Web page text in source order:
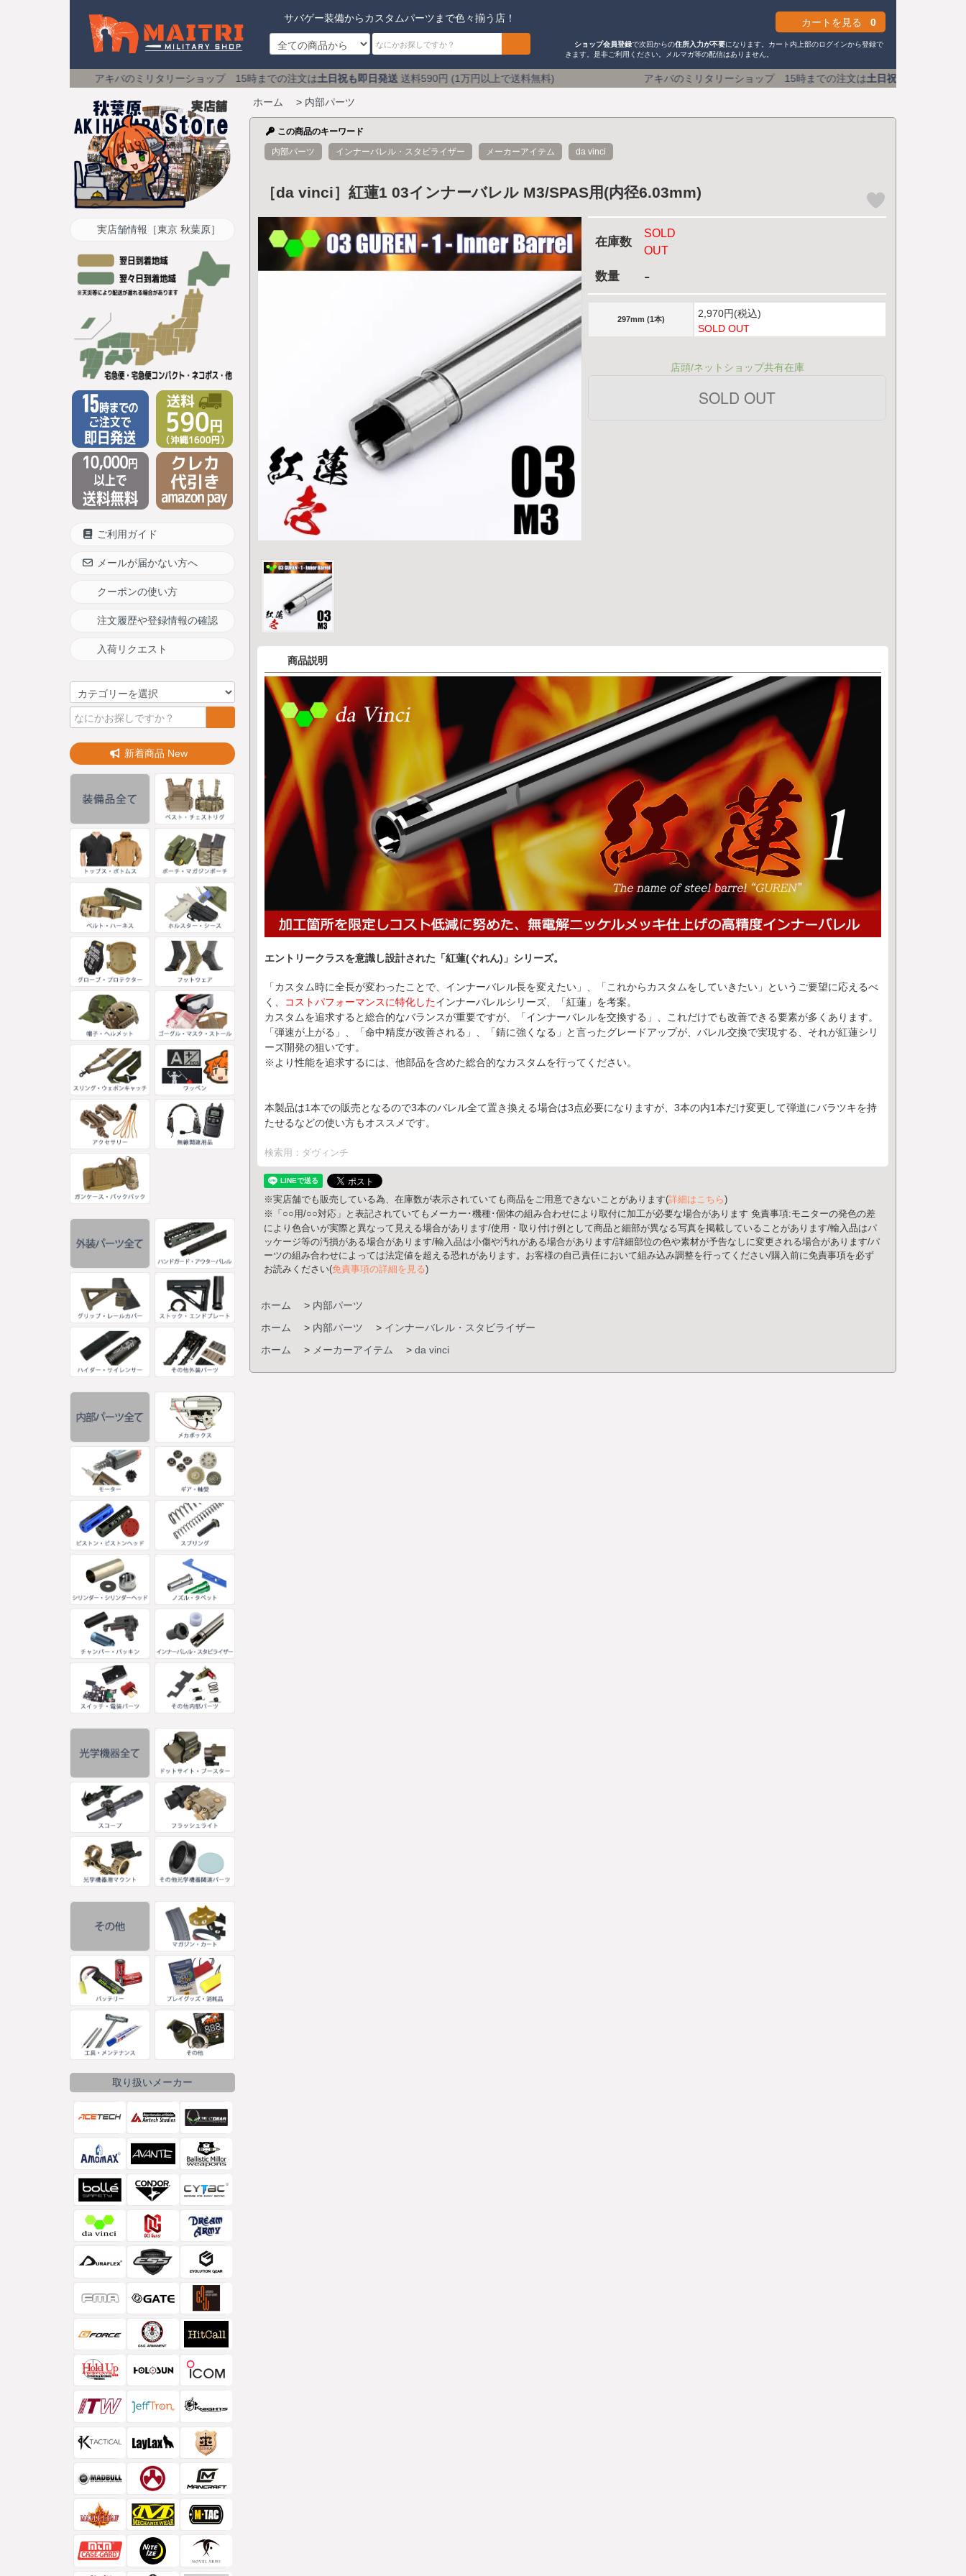
サバゲー装備からカスタムパーツまで色々揃う店！ カートを見る 0
ショップ会員登録で次回からの住所入力が不要になります。カート内上部のログインから登録で
きます。是非ご利用ください。メルマガ等の配信はありません。
アキバのミリタリーショップ 15時までの注文は土日祝も即日発送送料590円 (1万円以上で送料無料) アキバのミリタリーショップ 15時までの注文は土日祝も即日発送送料590円 (1万円
ホーム > 内部パーツ
この商品のキーワード
内部パーツ
インナーバレル・スタビライザー メーカーアイテム da vinci
［da vinci］紅蓮1 03インナーバレル M3/SPAS用(内径6.03mm)
在庫数
SOLD
OUT
数量 -
297mm (1本)
2,970円(税込)
SOLD OUT
店頭/ネットショップ共有在庫
商品説明
エントリークラスを意識し設計された「紅蓮(ぐれん)」シリーズ。
「カスタム時に全長が変わったことで、インナーバレル長を変えたい」、「これからカスタムをしていきたい」というご要望に応えるべ
く、
コストパフォーマンスに特化したインナーバレルシリーズ、「紅蓮」を考案。
カスタムを追求すると総合的なバランスが重要ですが、「インナーバレルを交換する」、これだけでも改善できる要素が多くあります。
「弾速が上がる」、「命中精度が改善される」、「錆に強くなる」と言ったグレードアップが、バレル交換で実現する、それが紅蓮シリ
ーズ開発の狙いです。
※より性能を追求するには、他部品を含めた総合的なカスタムを行ってください。
本製品は1本での販売となるので3本のバレル全て置き換える場合は3点必要になりますが、3本の内1本だけ変更して弾道にバラツキを持
たせるなどの使い方もオススメです。
検索用：ダヴィンチ
※実店舗でも販売している為、在庫数が表示されていても商品をご用意できないことがあります(詳細はこちら)
※「○○用/○○対応」と表記されていてもメーカー･機種･個体の組み合わせにより取付に加工が必要な場合があります 免責事項:モニターの発色の差
により色合いが実際と異なって見える場合があります/使用・取り付け例として商品と細部が異なる写真を掲載していることがあります/輸入品はパ
ッケージ等の汚損がある場合があります/輸入品は小傷や汚れがある場合があります/詳細部位の色や素材が予告なしに変更される場合があります/パ
ーツの組み合わせによっては法定値を超える恐れがあります。お客様の自己責任において組み込み調整を行ってください/購入前に免責事項を必ず
お読みください(免責事項の詳細を見る)
ホーム > 内部パーツ
ホーム
> 内部パーツ > インナーバレル・スタビライザー
ホーム
> メーカーアイテム > da vinci
実店舗情報［東京 秋葉原］
ご利用ガイド
メールが届かない方へ
クーポンの使い方
注文履歴や登録情報の確認
入荷リクエスト
新着商品 New
取り扱いメーカー